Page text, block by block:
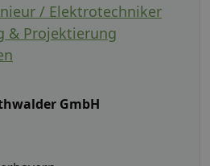
/ Elektrotechniker
& Projektierung
GmbH